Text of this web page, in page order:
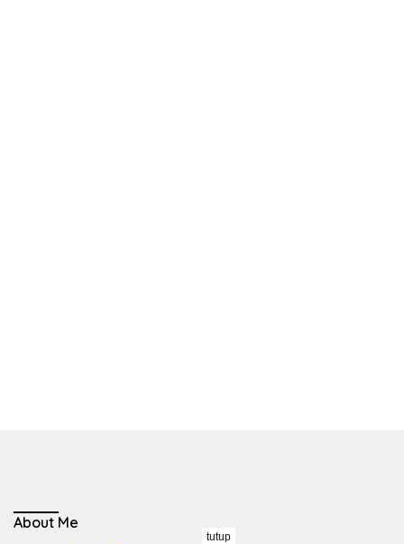
About Me
tutup